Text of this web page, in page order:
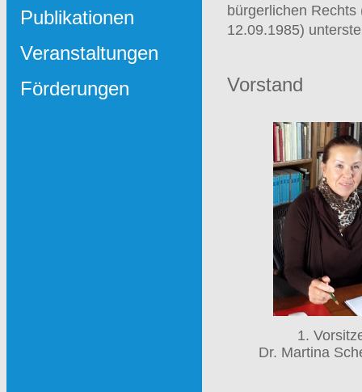
Publikationen
Veranstaltungen
Förderungen
bürgerlichen
12.09.1985)
Vorstand
1.
Dr. Martina